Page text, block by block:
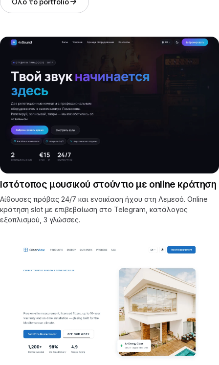
Ιστότοπος μουσικού στούντιο με online κράτηση
Αίθουσες πρόβας 24/7 και ενοικίαση ήχου στη Λεμεσό. Online
κράτηση slot με επιβεβαίωση στο Telegram, κατάλογος
εξοπλισμού, 3 γλώσσες.